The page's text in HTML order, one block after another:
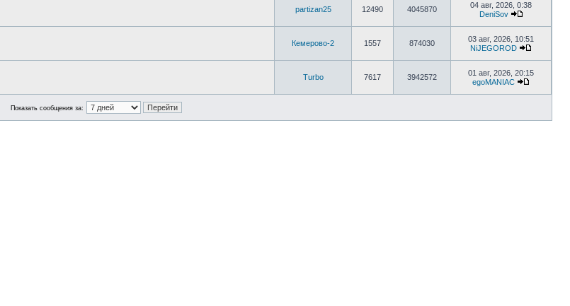
partizan25 12490 4045870
04 авг, 2026, 0:38
DeniSov
Кемерово-2 1557 874030
03 авг, 2026, 10:51
NiJEGOROD
Turbo 7617 3942572
01 авг, 2026, 20:15
egoMANIAC
Показать сообщения за: